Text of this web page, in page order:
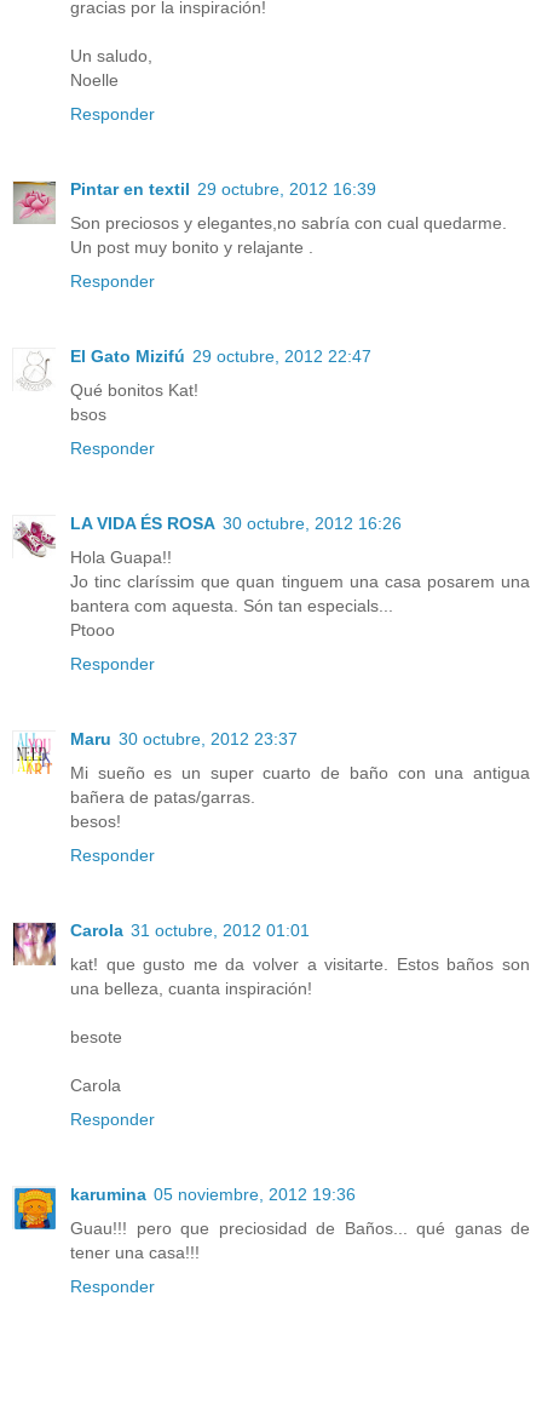
gracias por la inspiración!
Un saludo,
Noelle
Responder
Pintar en textil 29 octubre, 2012 16:39
Son preciosos y elegantes,no sabría con cual quedarme.
Un post muy bonito y relajante .
Responder
El Gato Mizifú 29 octubre, 2012 22:47
Qué bonitos Kat!
bsos
Responder
LA VIDA ÉS ROSA 30 octubre, 2012 16:26
Hola Guapa!!
Jo tinc claríssim que quan tinguem una casa posarem una
bantera com aquesta. Són tan especials...
Ptooo
Responder
Maru 30 octubre, 2012 23:37
Mi sueño es un super cuarto de baño con una antigua
bañera de patas/garras.
besos!
Responder
Carola 31 octubre, 2012 01:01
kat! que gusto me da volver a visitarte. Estos baños son
una belleza, cuanta inspiración!
besote
Carola
Responder
karumina 05 noviembre, 2012 19:36
Guau!!! pero que preciosidad de Baños... qué ganas de
tener una casa!!!
Responder